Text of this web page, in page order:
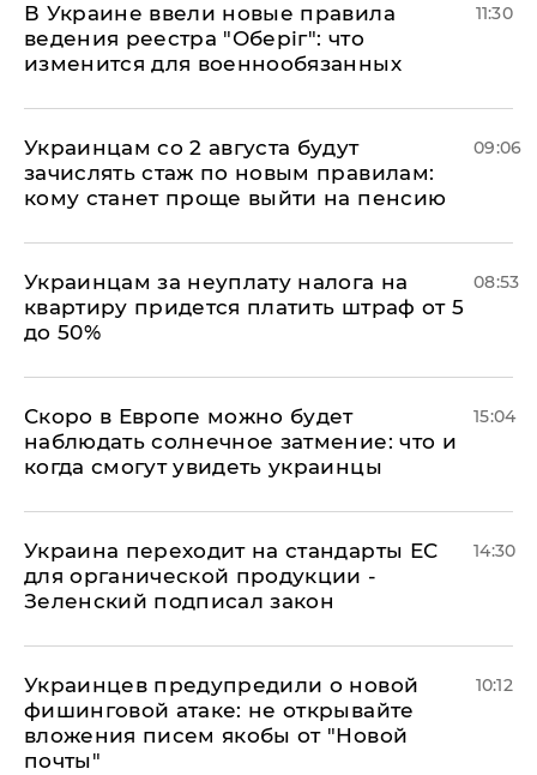
В Украине ввели новые правила
ведения реестра "Оберіг": что
изменится для военнообязанных
11:30
Украинцам со 2 августа будут
зачислять стаж по новым правилам:
кому станет проще выйти на пенсию
09:06
Украинцам за неуплату налога на
квартиру придется платить штраф от 5
до 50%
08:53
Скоро в Европе можно будет
наблюдать солнечное затмение: что и
когда смогут увидеть украинцы
15:04
Украина переходит на стандарты ЕС
для органической продукции -
Зеленский подписал закон
14:30
Украинцев предупредили о новой
фишинговой атаке: не открывайте
вложения писем якобы от "Новой
почты"
10:12